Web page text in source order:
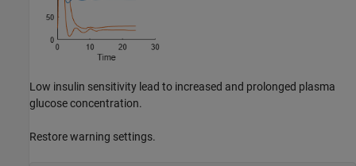
Low insulin sensitivity lead to increased and prolonged plasma
glucose concentration.
Restore warning settings.